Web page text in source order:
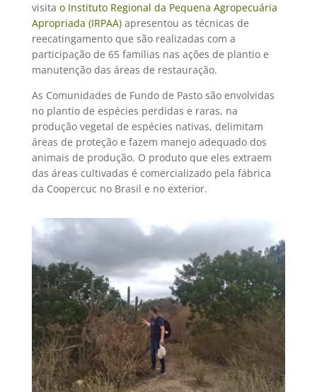
visita o Instituto Regional da Pequena Agropecuária
Apropriada (IRPAA)apresentou as técnicas de
reecatingamento que são realizadas com a
participação de 65 famílias nas ações de plantio e
manutenção das áreas de restauração.
As Comunidades de Fundo de Pasto são envolvidas
no plantio de espécies perdidas e raras, na
produção vegetal de espécies nativas, delimitam
áreas de proteção e fazem manejo adequado dos
animais de produção. O produto que eles extraem
das áreas cultivadas é comercializado pela fábrica
da Coopercuc no Brasil e no exterior.